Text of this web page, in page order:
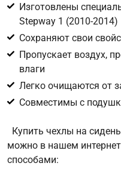
Изготовлены
Stepway 1 (2010-2014)
Сохраняют свои
Пропускает воздух,
влаги
Легко очищаются от
Совместимы с
Купить чехлы на
можно в нашем
способами: